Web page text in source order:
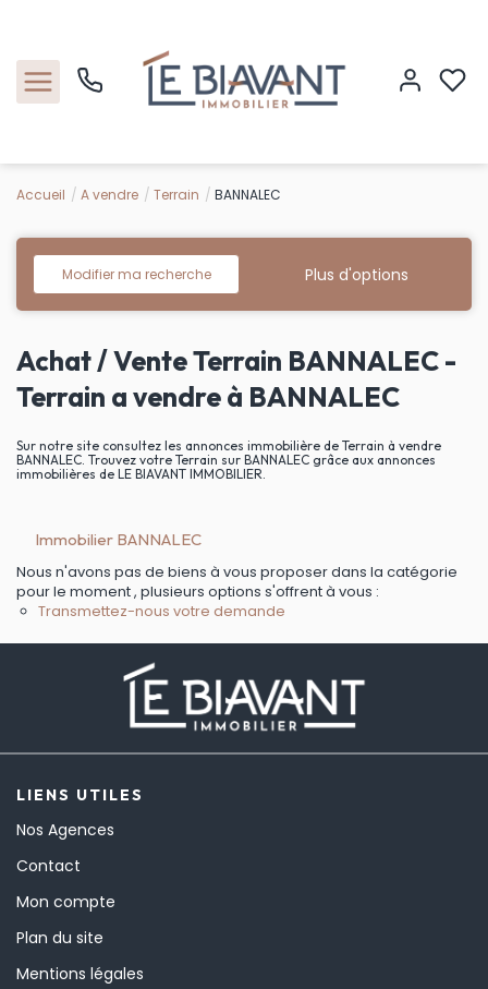
Nos biens
Nos agences
Contact
Accueil A vendre Terrain BANNALEC
Modifier ma recherche Plus d'options
Achat / Vente Terrain BANNALEC -
Terrain a vendre à BANNALEC
Sur notre site consultez les annonces immobilière de Terrain à vendre
BANNALEC. Trouvez votre Terrain sur BANNALEC grâce aux annonces
immobilières de LE BIAVANT IMMOBILIER.
Immobilier BANNALEC
Nous n'avons pas de biens à vous proposer dans la catégorie
pour le moment , plusieurs options s'offrent à vous :
Transmettez-nous votre demande
LIENS UTILES
Nos Agences
Contact
Mon compte
Plan du site
Mentions légales